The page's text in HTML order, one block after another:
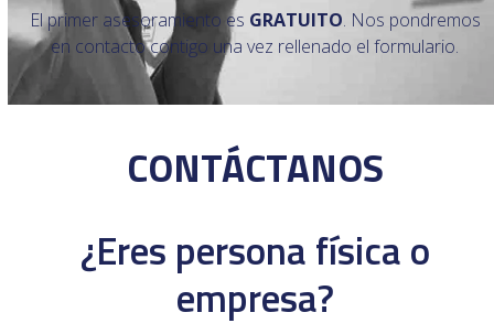
El primer asesoramiento es GRATUITO. Nos pondremos
en contacto contigo una vez rellenado el formulario.
CONTÁCTANOS
¿Eres persona física o
empresa?